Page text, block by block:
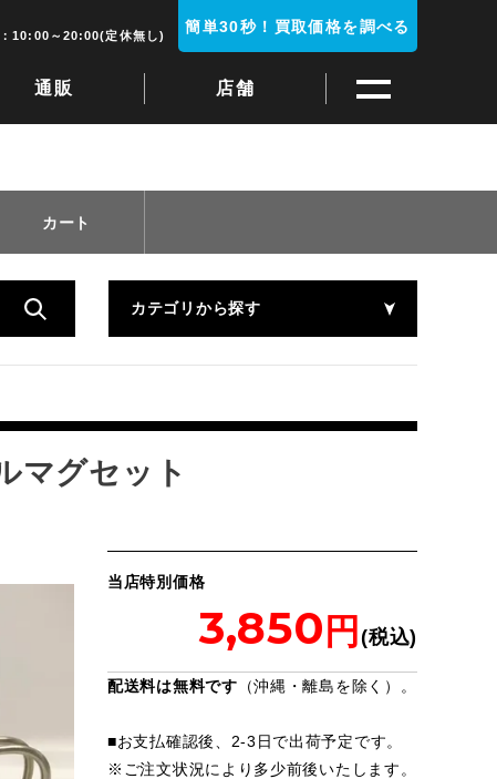
通販 店舗
10:00～20:00(定休無し) 簡単30秒！買取価格を調べる
カート
カテゴリから探す
マグセット
当店特別価格
3,850
配送料は無料です （沖縄・離島を除く）。
■お支払確認後、2-3日で出荷予定です。
※ ご注文状況により多少前後いたします。